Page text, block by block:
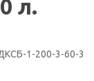
л.
1-200-3-60-3